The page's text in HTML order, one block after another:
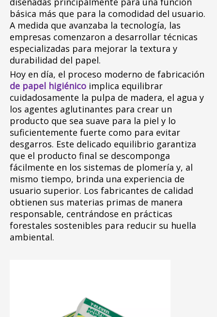
básica más que para la comodidad del usuario.
A medida que avanzaba la tecnología, las
empresas comenzaron a desarrollar técnicas
especializadas para mejorar la textura y
durabilidad del papel.
Hoy en día, el proceso moderno de fabricación
de papel higiénico implica equilibrar
cuidadosamente la pulpa de madera, el agua y
los agentes aglutinantes para crear un
producto que sea suave para la piel y lo
suficientemente fuerte como para evitar
desgarros. Este delicado equilibrio garantiza
que el producto final se descomponga
fácilmente en los sistemas de plomería y, al
mismo tiempo, brinda una experiencia de
usuario superior. Los fabricantes de calidad
obtienen sus materias primas de manera
responsable, centrándose en prácticas
forestales sostenibles para reducir su huella
ambiental.